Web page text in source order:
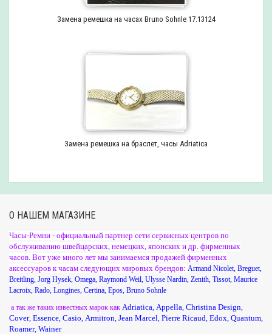
Замена ремешка на часах Bruno Sohnle 17.13124
Замена ремешка на браслет, часы Adriatica
О НАШЕМ МАГАЗИНЕ
Часы-Ремни - официальный партнер сети сервисных центров по
обслуживанию швейцарских, немецких, японских и др. фирменных
часов. Вот уже много лет мы занимаемся продажей фирменных
аксессуаров к часам следующих мировых брендов: Armand Nicolet Breguet
Breitling Jorg Hysek Omega Raymond Weil Ulysse Nardin Zenith Tissot Maurice
Lacroix Rado Longines Certina Epos Bruno Sohnle
а так же таких известных марок как Adriatica Appella Christina Design
Cover, Essence Casio Armitron Jean Marcel Pierre Ricaud Edox Quantum
Roamer, Wainer